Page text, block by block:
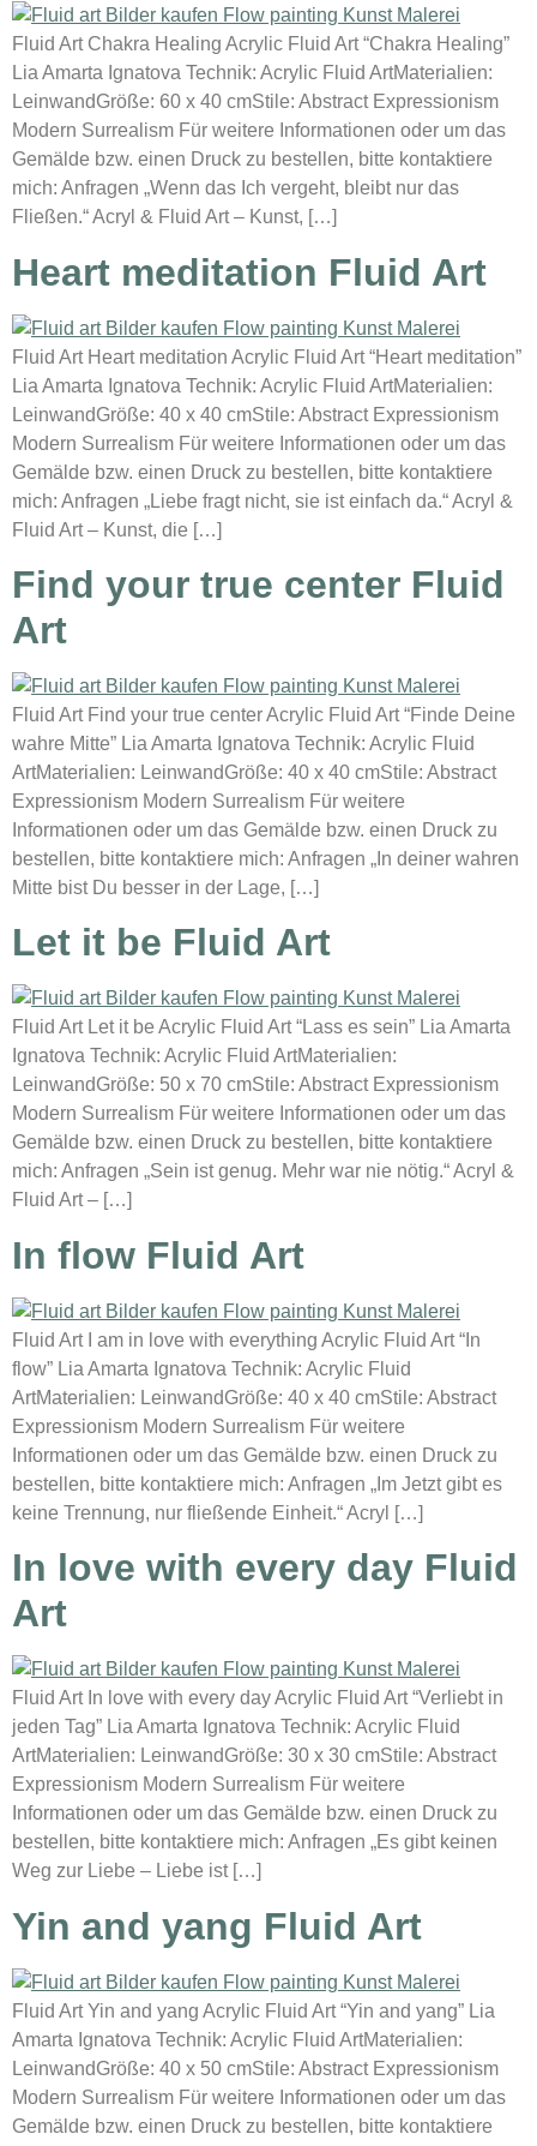
Fluid Art Chakra Healing Acrylic Fluid Art “Chakra Healing”
Lia Amarta Ignatova Technik: Acrylic Fluid ArtMaterialien:
LeinwandGröße: 60 x 40 cmStile: Abstract Expressionism
Modern Surrealism Für weitere Informationen oder um das
Gemälde bzw. einen Druck zu bestellen, bitte kontaktiere
mich: Anfragen „Wenn das Ich vergeht, bleibt nur das
Fließen.“ Acryl & Fluid Art – Kunst, […]
Heart meditation Fluid Art
Fluid Art Heart meditation Acrylic Fluid Art “Heart meditation”
Lia Amarta Ignatova Technik: Acrylic Fluid ArtMaterialien:
LeinwandGröße: 40 x 40 cmStile: Abstract Expressionism
Modern Surrealism Für weitere Informationen oder um das
Gemälde bzw. einen Druck zu bestellen, bitte kontaktiere
mich: Anfragen „Liebe fragt nicht, sie ist einfach da.“ Acryl &
Fluid Art – Kunst, die […]
Find your true center Fluid
Art
Fluid Art Find your true center Acrylic Fluid Art “Finde Deine
wahre Mitte” Lia Amarta Ignatova Technik: Acrylic Fluid
ArtMaterialien: LeinwandGröße: 40 x 40 cmStile: Abstract
Expressionism Modern Surrealism Für weitere
Informationen oder um das Gemälde bzw. einen Druck zu
bestellen, bitte kontaktiere mich: Anfragen „In deiner wahren
Mitte bist Du besser in der Lage, […]
Let it be Fluid Art
Fluid Art Let it be Acrylic Fluid Art “Lass es sein” Lia Amarta
Ignatova Technik: Acrylic Fluid ArtMaterialien:
LeinwandGröße: 50 x 70 cmStile: Abstract Expressionism
Modern Surrealism Für weitere Informationen oder um das
Gemälde bzw. einen Druck zu bestellen, bitte kontaktiere
mich: Anfragen „Sein ist genug. Mehr war nie nötig.“ Acryl &
Fluid Art – […]
In flow Fluid Art
Fluid Art I am in love with everything Acrylic Fluid Art “In
flow” Lia Amarta Ignatova Technik: Acrylic Fluid
ArtMaterialien: LeinwandGröße: 40 x 40 cmStile: Abstract
Expressionism Modern Surrealism Für weitere
Informationen oder um das Gemälde bzw. einen Druck zu
bestellen, bitte kontaktiere mich: Anfragen „Im Jetzt gibt es
keine Trennung, nur fließende Einheit.“ Acryl […]
In love with every day Fluid
Art
Fluid Art In love with every day Acrylic Fluid Art “Verliebt in
jeden Tag” Lia Amarta Ignatova Technik: Acrylic Fluid
ArtMaterialien: LeinwandGröße: 30 x 30 cmStile: Abstract
Expressionism Modern Surrealism Für weitere
Informationen oder um das Gemälde bzw. einen Druck zu
bestellen, bitte kontaktiere mich: Anfragen „Es gibt keinen
Weg zur Liebe – Liebe ist […]
Yin and yang Fluid Art
Fluid Art Yin and yang Acrylic Fluid Art “Yin and yang” Lia
Amarta Ignatova Technik: Acrylic Fluid ArtMaterialien:
LeinwandGröße: 40 x 50 cmStile: Abstract Expressionism
Modern Surrealism Für weitere Informationen oder um das
Gemälde bzw. einen Druck zu bestellen, bitte kontaktiere